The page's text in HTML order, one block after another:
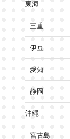
東海
三重
伊豆
愛知
静岡
沖縄
宮古島